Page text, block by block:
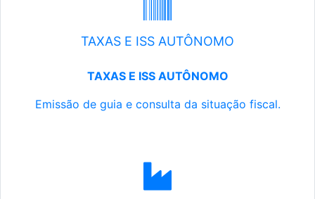
TAXAS E ISS AUTÔNOMO
TAXAS E ISS AUTÔNOMO
Emissão de guia e consulta da situação fiscal.